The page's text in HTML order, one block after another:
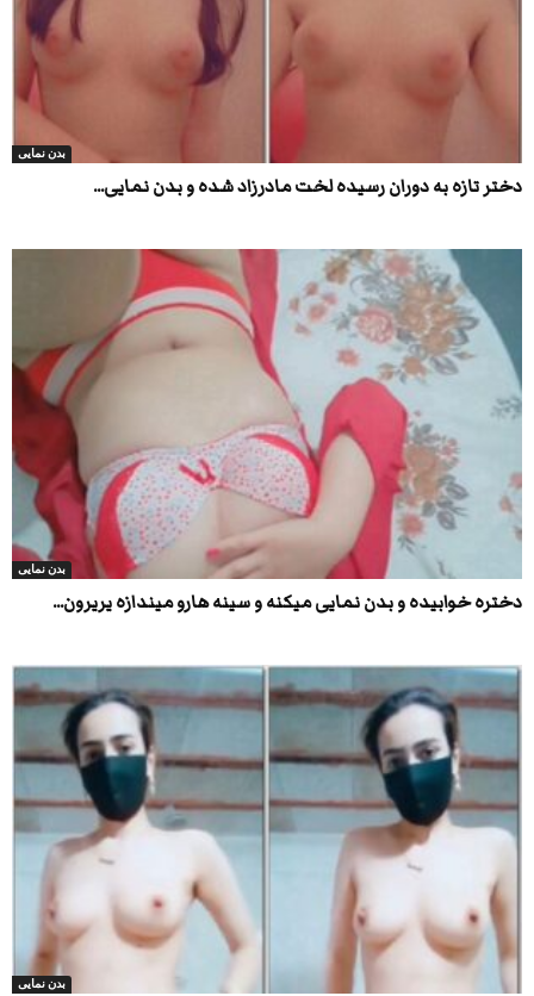
بدن نمایی
دختر تازه به دوران رسیده لخت مادرزاد شده و بدن نمایی...
بدن نمایی
دختره خوابیده و بدن نمایی میکنه و سینه هارو میندازه یریرون...
بدن نمایی